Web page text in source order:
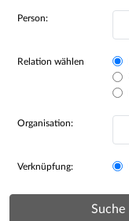
Person:
Relation wählen
Organisation:
Verknüpfung:
Suche